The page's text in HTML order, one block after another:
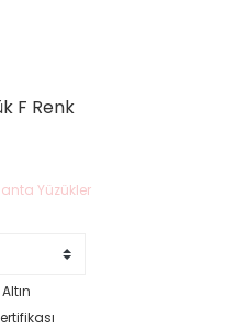
F Renk
Yüzükler